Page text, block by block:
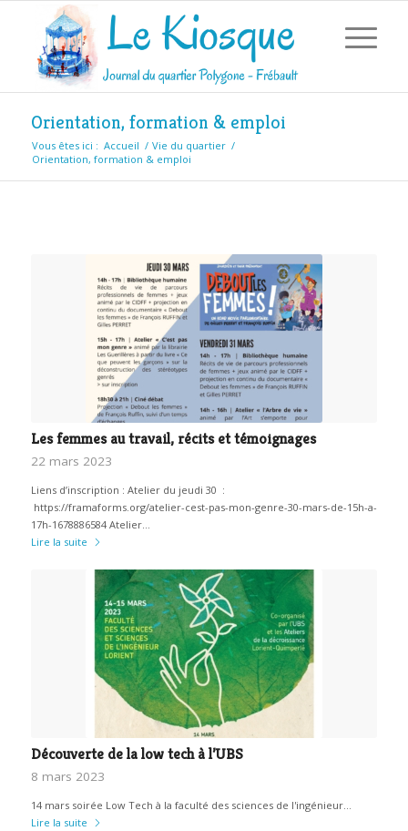
Orientation, formation & emploi
Vous êtes ici : Accueil / Vie du quartier /
Orientation, formation & emploi
Les femmes au travail, récits et témoignages
22 mars 2023
Liens d’inscription : Atelier du jeudi 30 :
https://framaforms.org/atelier-cest-pas-mon-genre-30-mars-de-15h-a-
17h-1678886584 Atelier…
Lire la suite
Découverte de la low tech à l’UBS
8 mars 2023
14 mars soirée Low Tech à la faculté des sciences de l'ingénieur…
Lire la suite